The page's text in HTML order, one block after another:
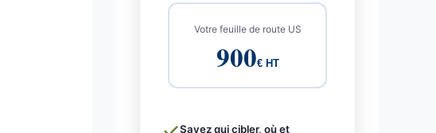
Votre feuille de route US
900€ HT
Savez qui cibler, où et